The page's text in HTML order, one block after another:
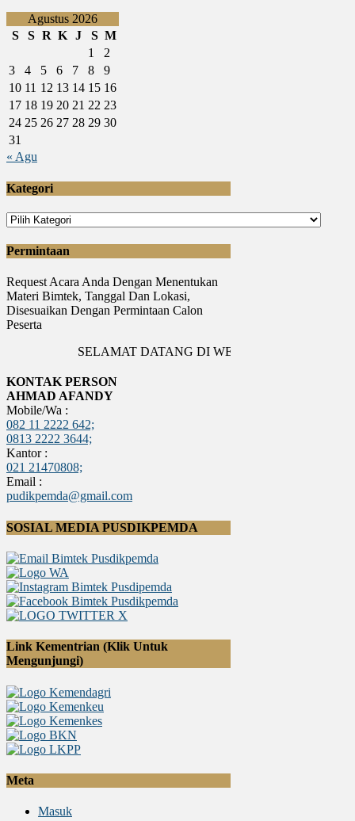
Agustus 2026
S
S R K J S M
1
2
3
4 5 6 7 8
9
10 11 12 13 14 15 16
17 18 19 20 21 22 23
24 25 26 27 28 29 30
31
« Agu
Kategori
Kategori
Permintaan
Request Acara Anda Dengan Menentukan
Materi Bimtek, Tanggal Dan Lokasi,
Disesuaikan Dengan Permintaan Calon
Peserta
SELAMAT DATANG DI WEBSITE PUSDIKPEMDA
KONTAK PERSON
AHMAD AFANDY
Mobile/Wa :
082 11 2222 642;
0813 2222 3644;
Kantor :
021 21470808;
Email :
pudikpemda@gmail.com
SOSIAL MEDIA PUSDIKPEMDA
Link Kementrian (Klik Untuk
Mengunjungi)
Meta
Masuk